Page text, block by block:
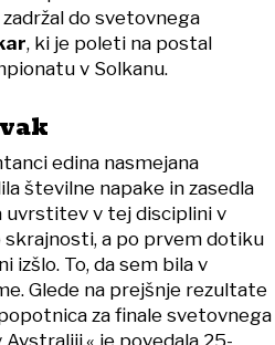
do svetovnega
, ki je poleti na postal
v Solkanu.
edina nasmejana
številne napake in zasedla
uvrstitev v tej disciplini v
skrajnosti, a po prvem dotiku
izšlo. To, da sem bila v
Glede na prejšnje rezultate
za finale svetovnega
je povedala 25-